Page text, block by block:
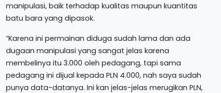
manipulasi, baik terhadap kualitas maupun kuantitas
batu bara yang dipasok.
“Karena ini permainan diduga sudah lama dan ada
dugaan manipulasi yang sangat jelas karena
membelinya itu 3.000 oleh pedagang, tapi sama
pedagang ini dijual kepada PLN 4.000, nah saya sudah
punya data-datanya. Ini kan jelas-jelas merugikan PLN,